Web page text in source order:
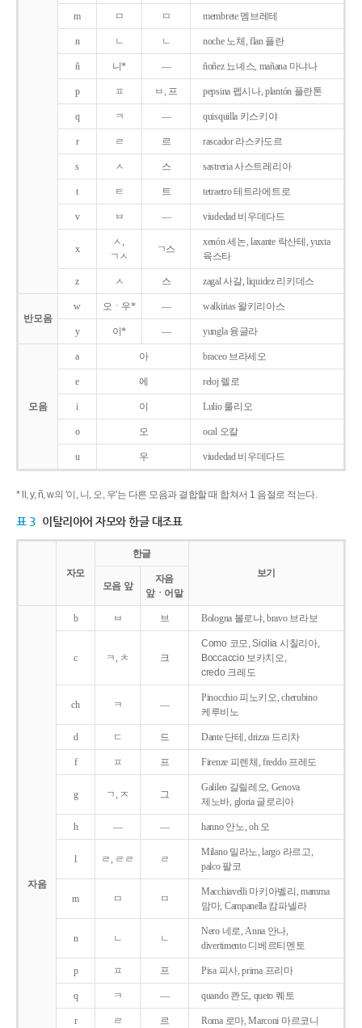
m ㅁ ㅁ membrete 멤브레테
n ㄴ ㄴ noche 노체, flan 플란
ñ 니* ― ñoñez 뇨녜스, mañana 마냐나
p ㅍ ㅂ, 프 pepsina 펩시나, plantón 플란톤
q ㅋ ― quisquilla 키스키야
r ㄹ 르 rascador 라스카도르
s ㅅ 스 sastreria 사스트레리아
t ㅌ 트 tetraetro 테트라에트로
v ㅂ ― viudedad 비우데다드
x
ㅅ,
ㄱㅅ
ㄱ스
xenón 세논, laxante 락산테, yuxta
육스타
z ㅅ 스 zagal 사갈, liquidez 리키데스
반모음
w 오ㆍ우* ― walkirias 왈키리아스
y 이* ― yungla 융글라
모음
a 아 braceo 브라세오
e 에 reloj 렐로
i 이 Lulio 룰리오
o 오 ocal 오칼
u 우 viudedad 비우데다드
* ll, y, ñ, w의 '이, 니, 오, 우'는 다른 모음과 결합할 때 합쳐서 1 음절로 적는다.
표 3 이탈리아어 자모와 한글 대조표
자모
한글
보기
모음 앞
자음
앞ㆍ어말
자음
b ㅂ 브 Bologna 볼로냐, bravo 브라보
c ㅋ, ㅊ 크
Como 코모, Sicilia 시칠리아,
Boccaccio 보카치오,
credo 크레도
ch ㅋ ―
Pinocchio 피노키오, cherubino
케루비노
d ㄷ 드 Dante 단테, drizza 드리차
f ㅍ 프 Firenze 피렌체, freddo 프레도
g ㄱ, ㅈ 그
Galileo 갈릴레오, Genova
제노바, gloria 글로리아
h ― ― hanno 안노, oh 오
l ㄹ, ㄹㄹ ㄹ
Milano 밀라노, largo 라르고,
palco 팔코
m ㅁ ㅁ
Macchiavelli 마키아벨리, mamma
맘마, Campanella 캄파넬라
n ㄴ ㄴ
Nero 네로, Anna 안나,
divertimento 디베르티멘토
p ㅍ 프 Pisa 피사, prima 프리마
q ㅋ ― quando 콴도, queto 퀘토
r ㄹ 르 Roma 로마, Marconi 마르코니